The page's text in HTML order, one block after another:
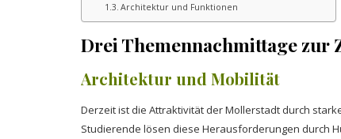
Architektur und Funktionen
Drei Themennachmittage zur
Architektur und Mobilität
Derzeit ist die Attraktivität der Mollerstadt durch
Studierende lösen diese Herausforderungen durch